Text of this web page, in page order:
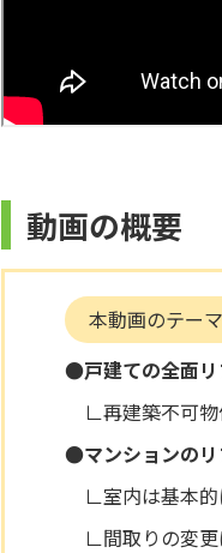
動画の概要
本動画のテーマ
●戸建ての全面リ
∟再建築不可物
●マンションのリ
∟室内は基本的
∟間取りの変更